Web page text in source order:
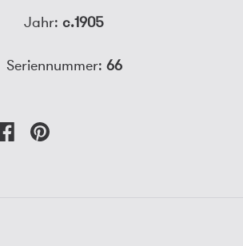
Jahr:c.1905
Seriennummer: 66